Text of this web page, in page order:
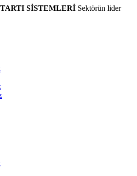
SİSTEMLERİ Sektörün lider